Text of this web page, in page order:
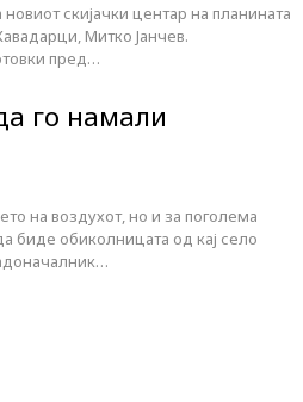
скијачки центар на планината
Митко Јанчев.
пред…
го намали
на воздухот, но и за поголема
биде обиколницата од кај село